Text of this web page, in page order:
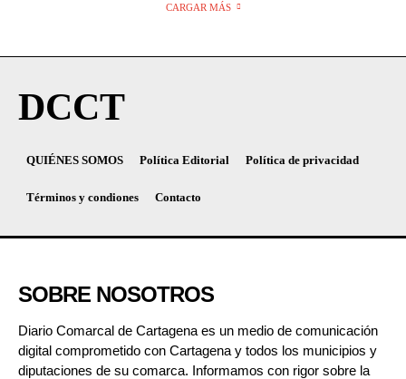
CARGAR MÁS
DCCT
QUIÉNES SOMOS Política Editorial Política de privacidad
Términos y condiones Contacto
SOBRE NOSOTROS
Diario Comarcal de Cartagena es un medio de comunicación
digital comprometido con Cartagena y todos los municipios y
diputaciones de su comarca. Informamos con rigor sobre la